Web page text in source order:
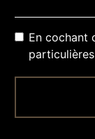
En cochant